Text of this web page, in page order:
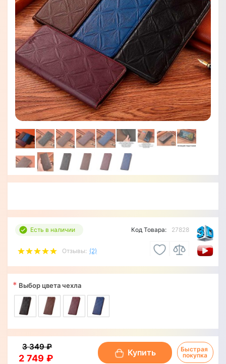
Есть в наличии
Отзывы: (2)
Код Товара: 27828
* Выбор цвета чехла
2 749 ₽
3 349 ₽
Купить
Быстрая
покупка